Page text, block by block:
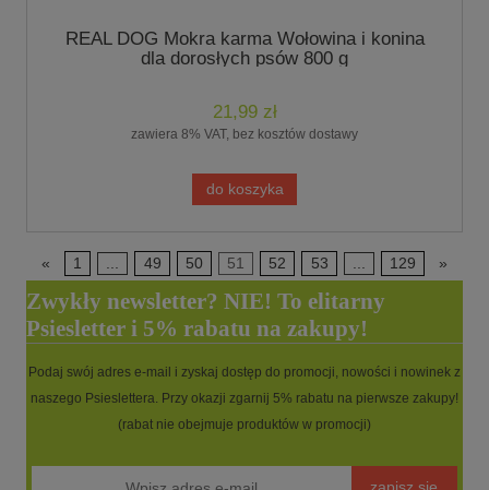
REAL DOG Mokra karma Wołowina i konina
dla dorosłych psów 800 g
21,99 zł
zawiera 8% VAT, bez kosztów dostawy
do koszyka
« 1 ... 49 50 51 52 53 ... 129 »
Zwykły newsletter? NIE! To elitarny
Psiesletter i 5% rabatu na zakupy!
Podaj swój adres e-mail i zyskaj dostęp do promocji, nowości i nowinek z
naszego Psieslettera. Przy okazji zgarnij 5% rabatu na pierwsze zakupy!
(rabat nie obejmuje produktów w promocji)